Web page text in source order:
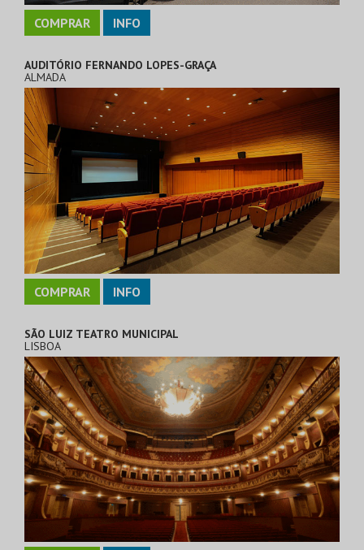
COMPRAR INFO
AUDITÓRIO FERNANDO LOPES-GRAÇA
ALMADA
COMPRAR INFO
SÃO LUIZ TEATRO MUNICIPAL
LISBOA